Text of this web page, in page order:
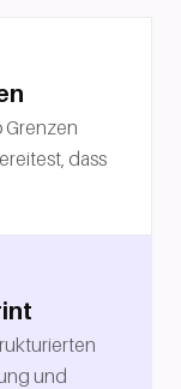
Grenzen
dass
und